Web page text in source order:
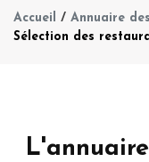
Accueil / Annuaire
Sélection des